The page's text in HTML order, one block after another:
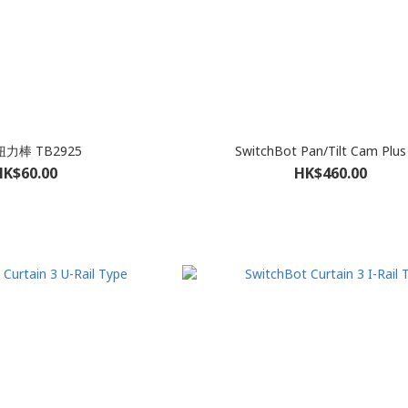
力棒 TB2925 SwitchBot Pan/Tilt Cam
HK$460.00